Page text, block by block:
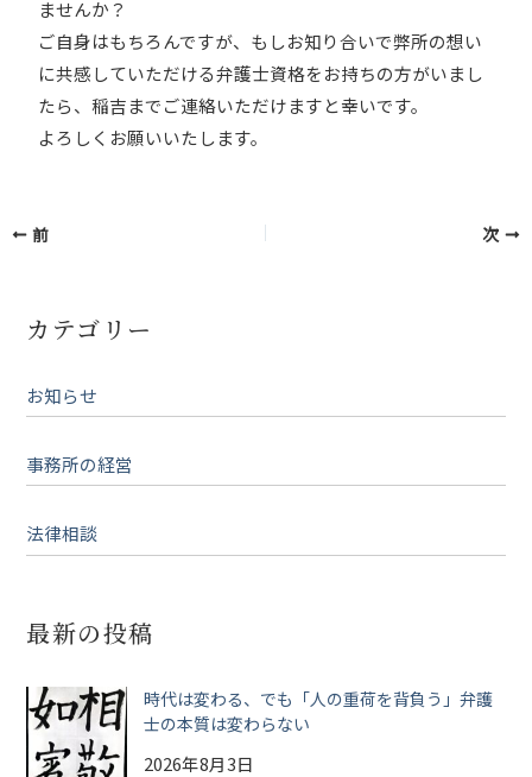
ませんか？
ご自身はもちろんですが、もしお知り合いで弊所の想い
に共感していただける弁護士資格をお持ちの方がいまし
たら、稲吉までご連絡いただけますと幸いです。
よろしくお願いいたします。
前 次
カテゴリー
お知らせ
事務所の経営
法律相談
最新の投稿
時代は変わる、でも「人の重荷を背負う」弁護
士の本質は変わらない
2026年8月3日